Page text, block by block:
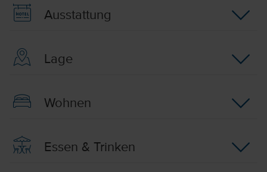
Ausstattung
Lage
Wohnen
Essen & Trinken